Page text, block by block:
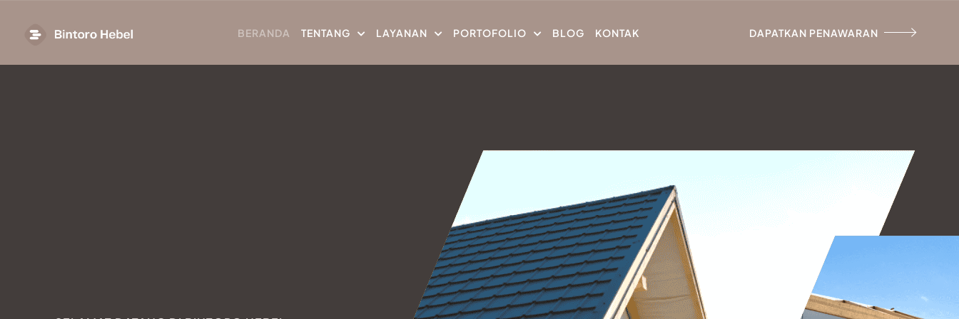
BERANDA TENTANG LAYANAN PORTOFOLIO BLOG KONTAK DAPATKAN PENAWARAN